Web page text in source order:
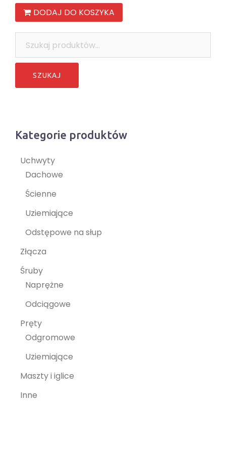
DODAJ DO KOSZYKA
Kategorie produktów
Uchwyty
Dachowe
Ścienne
Uziemiające
Odstępowe na słup
Złącza
Śruby
Naprężne
Odciągowe
Pręty
Odgromowe
Uziemiające
Maszty i iglice
Inne